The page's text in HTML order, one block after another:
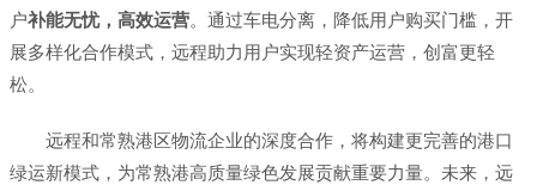
户补能无忧，高效运营。通过车电分离，降低用户购买门槛，开
展多样化合作模式，远程助力用户实现轻资产运营，创富更轻
松。
远程和常熟港区物流企业的深度合作，将构建更完善的港口
绿运新模式，为常熟港高质量绿色发展贡献重要力量。未来，远